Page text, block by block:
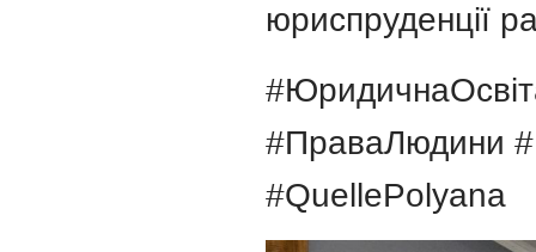
юриспруденції
#ПраваЛюдини
#QuellePolyana